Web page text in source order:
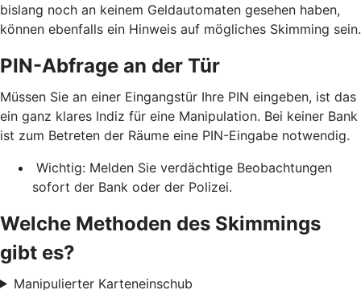
bislang noch an keinem Geldautomaten gesehen haben,
können ebenfalls ein Hinweis auf mögliches Skimming sein.
PIN-Abfrage an der Tür
Müssen Sie an einer Eingangstür Ihre PIN eingeben, ist das
ein ganz klares Indiz für eine Manipulation. Bei keiner Bank
ist zum Betreten der Räume eine PIN-Eingabe notwendig.
Wichtig: Melden Sie verdächtige Beobachtungen
sofort der Bank oder der Polizei.
Welche Methoden des Skimmings
gibt es?
Manipulierter Karteneinschub